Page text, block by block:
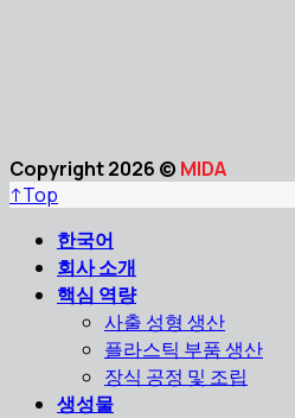
Copyright 2026 © MIDA
↑Top
한국어
회사 소개
핵심 역량
사출 성형 생산
플라스틱 부품 생산
장식 공정 및 조립
생성물